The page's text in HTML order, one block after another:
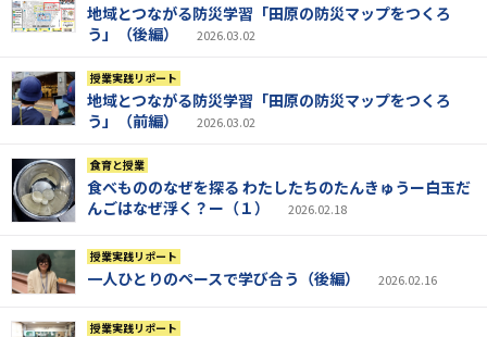
地域とつながる防災学習「田原の防災マップをつくろ
う」（後編）
2026.03.02
授業実践リポート
地域とつながる防災学習「田原の防災マップをつくろ
う」（前編）
2026.03.02
食育と授業
食べもののなぜを探る わたしたちのたんきゅうー白玉だ
んごはなぜ浮く？ー（１）
2026.02.18
授業実践リポート
一人ひとりのペースで学び合う（後編） 2026.02.16
授業実践リポート